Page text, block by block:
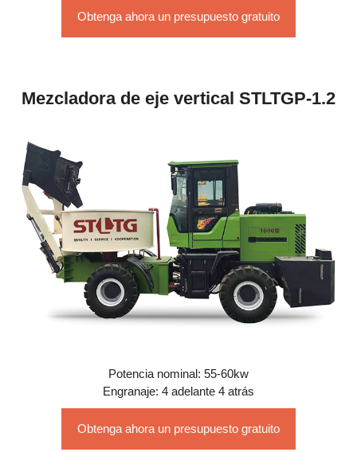
Obtenga ahora un presupuesto gratuito
Mezcladora de eje vertical STLTGP-1.2
Potencia nominal: 55-60kw
Engranaje: 4 adelante 4 atrás
Obtenga ahora un presupuesto gratuito